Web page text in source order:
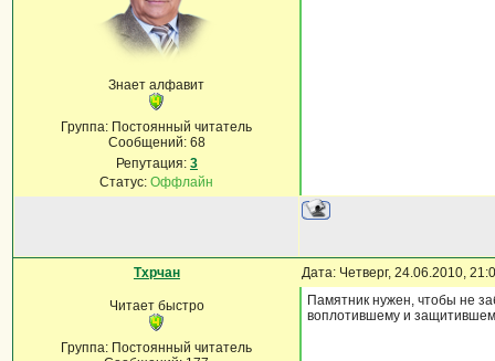
Знает алфавит
Группа: Постоянный читатель
Сообщений: 68
Репутация: 3
Статус:Оффлайн
Тхрчан Дата: Четверг, 24.06.2010,
Читает быстро
Группа: Постоянный читатель
Памятник нужен, чтобы не
воплотившему и